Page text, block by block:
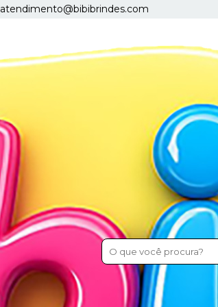
atendimento@bibibrindes.com